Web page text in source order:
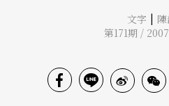
文字 |
第171期 /